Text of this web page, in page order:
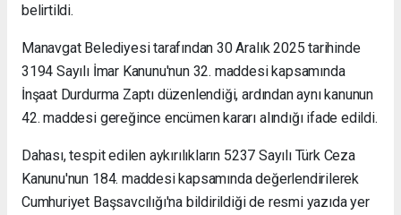
belirtildi.
Manavgat Belediyesi tarafından 30 Aralık 2025 tarihinde
3194 Sayılı İmar Kanunu'nun 32. maddesi kapsamında
İnşaat Durdurma Zaptı düzenlendiği, ardından aynı kanunun
42. maddesi gereğince encümen kararı alındığı ifade edildi.
Dahası, tespit edilen aykırılıkların 5237 Sayılı Türk Ceza
Kanunu'nun 184. maddesi kapsamında değerlendirilerek
Cumhuriyet Başsavcılığı'na bildirildiği de resmi yazıda yer